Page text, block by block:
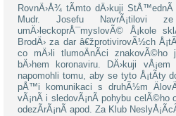
RovnÄ›Å¾ tÃ­mto dÄ›kuji
Mudr. Josefu NavrÃ¡tilovi
umÄ›leckoprÅ¯myslovÃ© Å¡kole
BrodÄ› za dar â€žprotivirovÃ½ch
co mÄ›li tlumoÄnÃ­ci
bÄ›hem koronaviru. DÄ›kuji
napomohli tomu, aby se tyto Å¡tÃ­ty
pÅ™i komunikaci s druhÃ½m
vÃ¡nÃ­ i sledovÃ¡nÃ­ pohybu celÃ©ho
odezÃ­rÃ¡nÃ­ apod. Za Klub